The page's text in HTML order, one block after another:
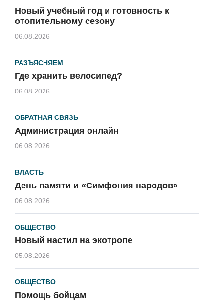
Новый учебный год и готовность к
отопительному сезону
06.08.2026
РАЗЪЯСНЯЕМ
Где хранить велосипед?
06.08.2026
ОБРАТНАЯ СВЯЗЬ
Администрация онлайн
06.08.2026
ВЛАСТЬ
День памяти и «Симфония народов»
06.08.2026
ОБЩЕСТВО
Новый настил на экотропе
05.08.2026
ОБЩЕСТВО
Помощь бойцам